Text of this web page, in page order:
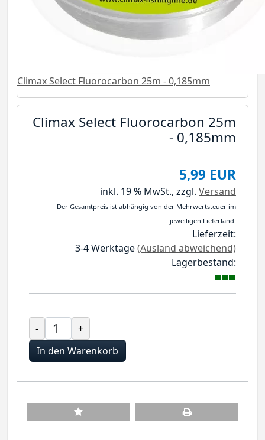
Climax Select Fluorocarbon 25m - 0,185mm
Climax Select Fluorocarbon 25m
- 0,185mm
5,99 EUR
inkl. 19 % MwSt., zzgl. Versand
Der Gesamtpreis ist abhängig von der Mehrwertsteuer im
jeweiligen Lieferland.
Lieferzeit:
3-4 Werktage(Ausland abweichend)
Lagerbestand:
-
+
In den Warenkorb